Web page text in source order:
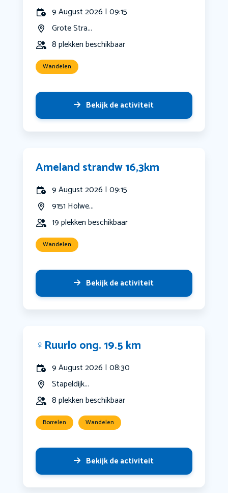
9 August 2026 | 09:15
Grote Stra...
8 plekken beschikbaar
Wandelen
Bekijk de activiteit
Ameland strandw 16,3km
9 August 2026 | 09:15
9151 Holwe...
19 plekken beschikbaar
Wandelen
Bekijk de activiteit
‍♀️Ruurlo ong. 19.5 km
9 August 2026 | 08:30
Stapeldijk...
8 plekken beschikbaar
Borrelen Wandelen
Bekijk de activiteit